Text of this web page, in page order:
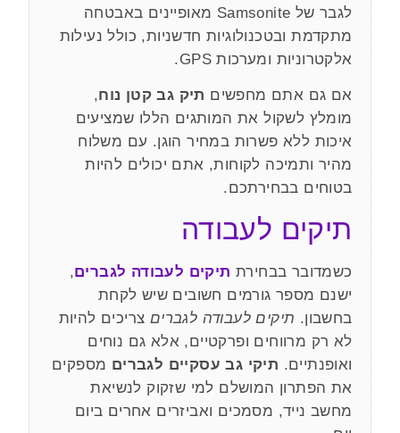
לגבר של Samsonite מאופיינים באבטחה
מתקדמת ובטכנולוגיות חדשניות, כולל נעילות
אלקטרוניות ומערכות GPS.
אם גם אתם מחפשים תיק גב קטן נוח,
מומלץ לשקול את המותגים הללו שמציעים
איכות ללא פשרות במחיר הוגן. עם משלוח
מהיר ותמיכה לקוחות, אתם יכולים להיות
בטוחים בבחירתכם.
תיקים לעבודה
כשמדובר בבחירת תיקים לעבודה לגברים,
ישנם מספר גורמים חשובים שיש לקחת
בחשבון. תיקים לעבודה לגברים צריכים להיות
לא רק מרווחים ופרקטיים, אלא גם נוחים
ואופנתיים. תיקי גב עסקיים לגברים מספקים
את הפתרון המושלם למי שזקוק לנשיאת
מחשב נייד, מסמכים ואביזרים אחרים ביום